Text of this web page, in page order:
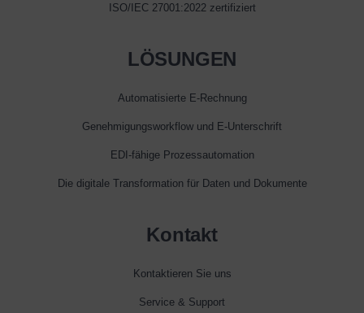
ISO/IEC 27001:2022 zertifiziert
LÖSUNGEN
Automatisierte E‑Rechnung
Genehmigungsworkflow und E‑Unterschrift
EDI-fähige Prozessautomation
Die digitale Transformation für Daten und Dokumente
Kontakt
Kontaktieren Sie uns
Service & Support